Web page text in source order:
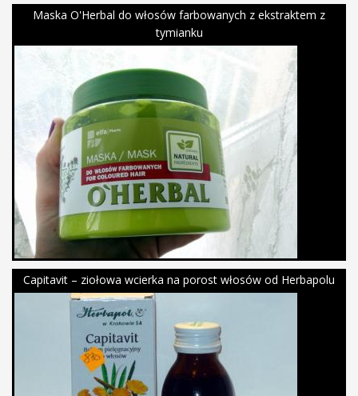
Maska O'Herbal do włosów farbowanych z ekstraktem z
tymianku
Capitavit – ziołowa wcierka na porost włosów od Herbapolu